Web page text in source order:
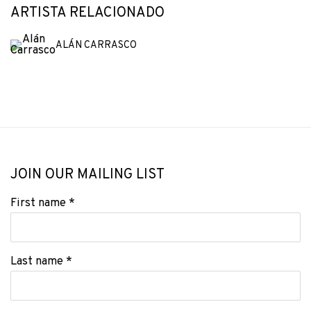
ARTISTA RELACIONADO
ALÁN CARRASCO
JOIN OUR MAILING LIST
First name *
Last name *